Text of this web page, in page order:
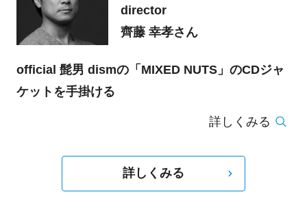
director
齊藤 幸孝さん
official 髭男 dismの「MIXED NUTS」のCDジャ
ケットを手掛ける
詳しくみる
詳しくみる